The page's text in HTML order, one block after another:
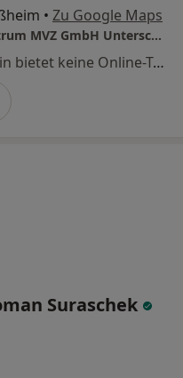
• Zu Google Maps
Zahnärzte und Implantatzentrum MVZ GmbH Unterschleißheim
Dieser Arzt bzw. diese Ärztin bietet keine Online-Terminbuchung an diesem Standort an.
Suraschek